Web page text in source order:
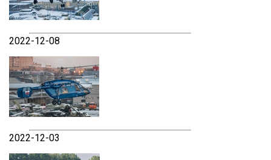
2022-12-08
2022-12-03